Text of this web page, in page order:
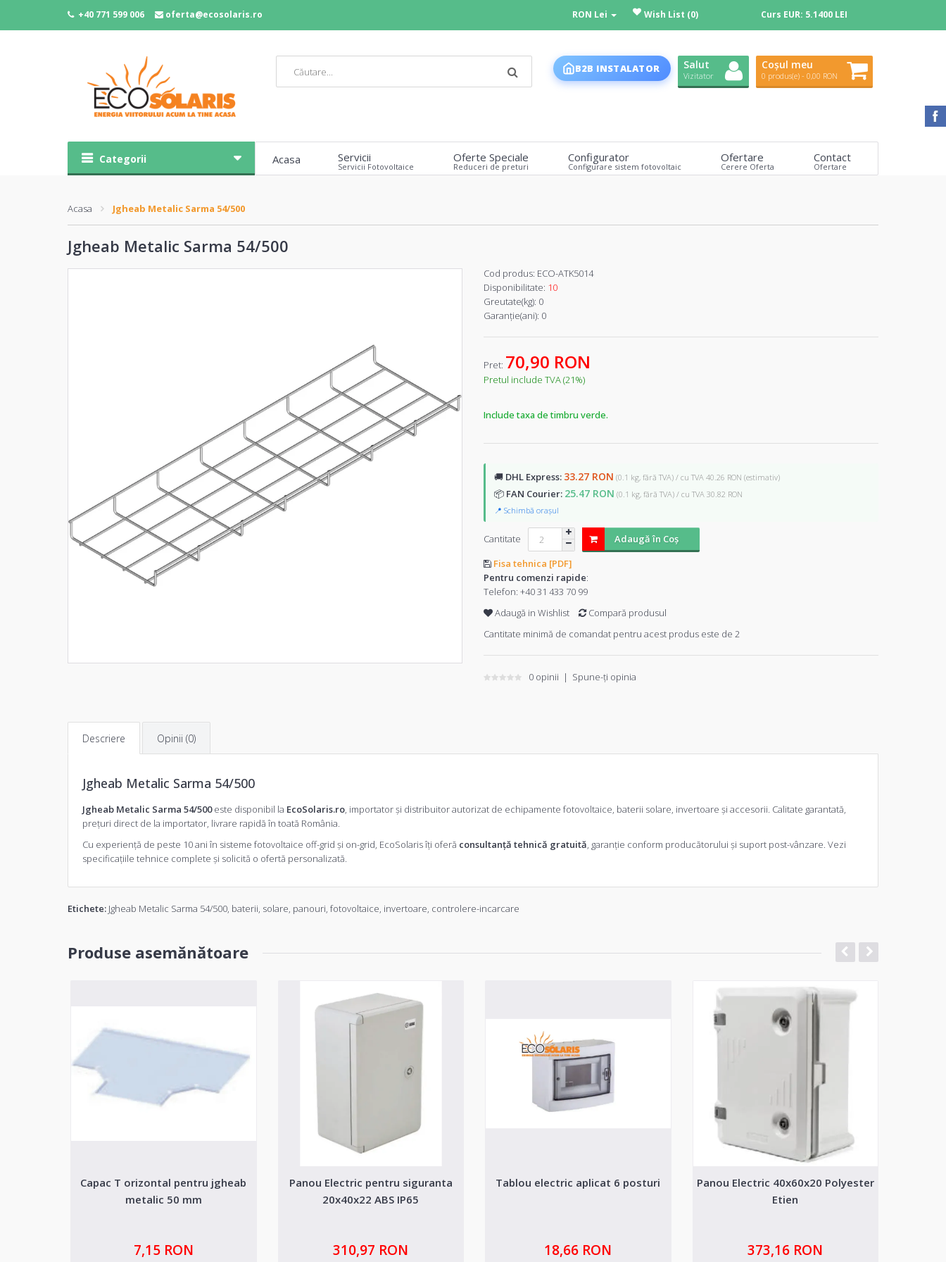
+40 771 599 006 oferta@ecosolaris.ro RON Lei Wish List (0) Curs EUR: 5.1400 LEI
B2B INSTALATOR Salut
Vizitator
Coșul meu
0 produs(e) - 0,00 RON
Categorii Acasa Servicii
Servicii Fotovoltaice
Oferte Speciale
Reduceri de preturi
Configurator
Configurare sistem fotovoltaic
Ofertare
Cerere Oferta
Contact
Ofertare
Acasa Jgheab Metalic Sarma 54/500
Jgheab Metalic Sarma 54/500
Cod produs: ECO-ATK5014
Disponibilitate: 10
Greutate(kg): 0
Garanţie(ani): 0
Pret: 70,90 RON
Pretul include TVA (21%)
Include taxa de timbru verde.
🚚 DHL Express: 33.27 RON (0.1 kg, fără TVA) / cu TVA 40.26 RON (estimativ)
📦 FAN Courier: 25.47 RON (0.1 kg, fără TVA) / cu TVA 30.82 RON
📍 Schimbă orașul
Cantitate
Adaugă în Coş
Fisa tehnica [PDF]
Pentru comenzi rapide:
Telefon: +40 31 433 70 99
Adaugă in Wishlist
Compară produsul
Cantitate minimă de comandat pentru acest produs este de 2
0 opinii | Spune-ţi opinia
Descriere Opinii (0)
Jgheab Metalic Sarma 54/500
Jgheab Metalic Sarma 54/500este disponibil la EcoSolaris.ro, importator și distribuitor autorizat de echipamente fotovoltaice, baterii solare, invertoare și accesorii. Calitate garantată,
prețuri direct de la importator, livrare rapidă în toată România.
Cu experiență de peste 10 ani în sisteme fotovoltaice off-grid și on-grid, EcoSolaris îți oferă consultanță tehnică gratuită, garanție conform producătorului și suport post-vânzare. Vezi
specificațiile tehnice complete și solicită o ofertă personalizată.
Etichete: Jgheab Metalic Sarma 54/500, baterii, solare, panouri, fotovoltaice, invertoare, controlere-incarcare
Produse asemănătoare
Capac T orizontal pentru jgheab
metalic 50 mm
7,15 RON
Panou Electric pentru siguranta
20x40x22 ABS IP65
310,97 RON
Tablou electric aplicat 6 posturi
18,66 RON
Panou Electric 40x60x20 Polyester
Etien
373,16 RON